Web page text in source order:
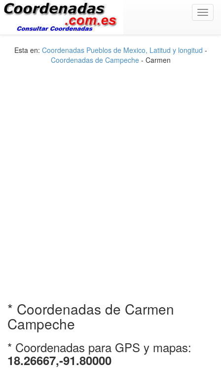
Esta en: Coordenadas Pueblos de Mexico, Latitud y longitud -
Coordenadas de Campeche- Carmen
* Coordenadas de Carmen
Campeche
* Coordenadas para GPS y mapas:
18.26667,-91.80000